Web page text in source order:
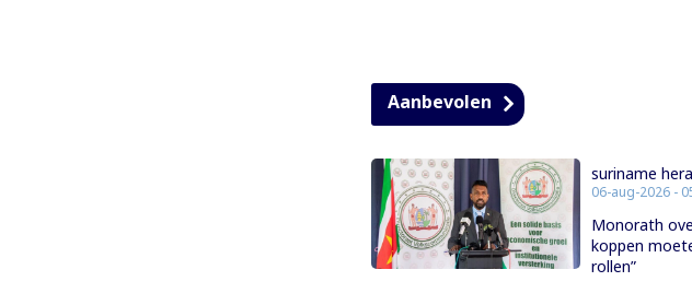
Aanbevolen
suriname
06-aug-2026 -
Monorath
koppen
rollen”